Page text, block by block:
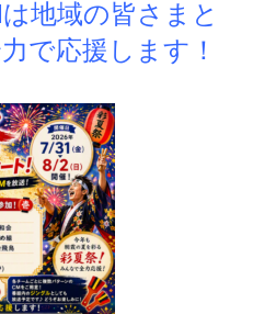
地域の皆さまと
で応援します！